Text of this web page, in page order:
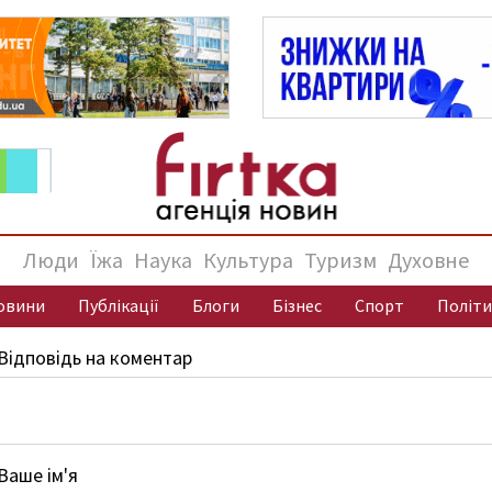
Люди Їжа Наука Культура Туризм Духовне
Публікації Блоги Бізнес Спорт
на коментар
ім'я